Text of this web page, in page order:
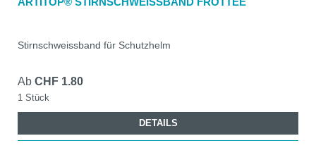
Stirnschweissband für Schutzhelm
Ab CHF 1.80
1 Stück
DETAILS